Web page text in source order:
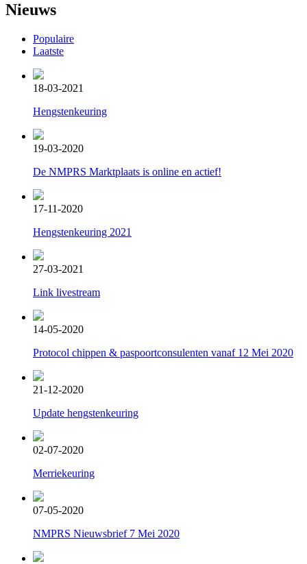
Nieuws
Populaire
Laatste
18-03-2021
Hengstenkeuring
19-03-2020
De NMPRS Marktplaats is online en actief!
17-11-2020
Hengstenkeuring 2021
27-03-2021
Link livestream
14-05-2020
Protocol chippen & paspoortconsulenten vanaf 12 Mei 2020
21-12-2020
Update hengstenkeuring
02-07-2020
Merriekeuring
07-05-2020
NMPRS Nieuwsbrief 7 Mei 2020